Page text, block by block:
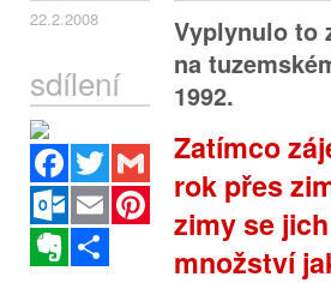
22.2.2008
sdílení
Facebook
Twitter
Gmail
Outlook.com
Email
Pinterest
Evernote
Vyplynulo to
na
1992.
Zatímco
rok přes
zimy se
množství